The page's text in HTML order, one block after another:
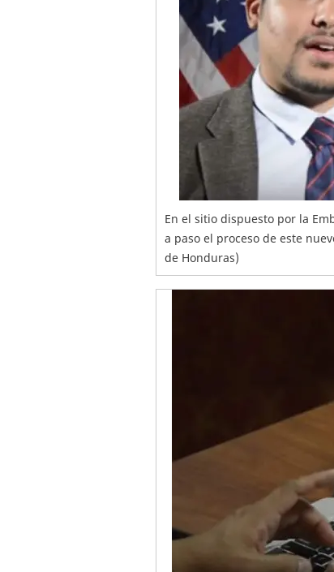
En el sitio dispuesto por la
a paso el proceso de este
de Honduras)